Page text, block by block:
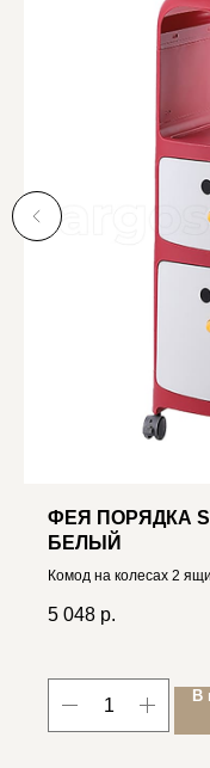
ФЕЯ ПОРЯДКА
БЕЛЫЙ
Комод на колесах 2
5 048 р.
В